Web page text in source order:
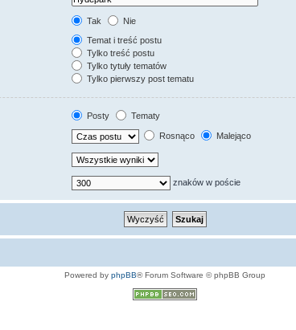
Tak
Nie
Temat i treść postu
Tylko treść postu
Tylko tytuły tematów
Tylko pierwszy post tematu
Posty
Tematy
Rosnąco Malejąco
znaków w poście
Powered by phpBB® Forum Software © phpBB Group